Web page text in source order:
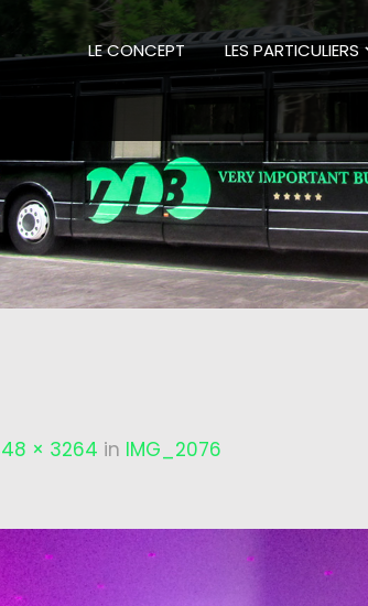
LE CONCEPT LES PARTICULIERS
× 3264 in IMG_2076